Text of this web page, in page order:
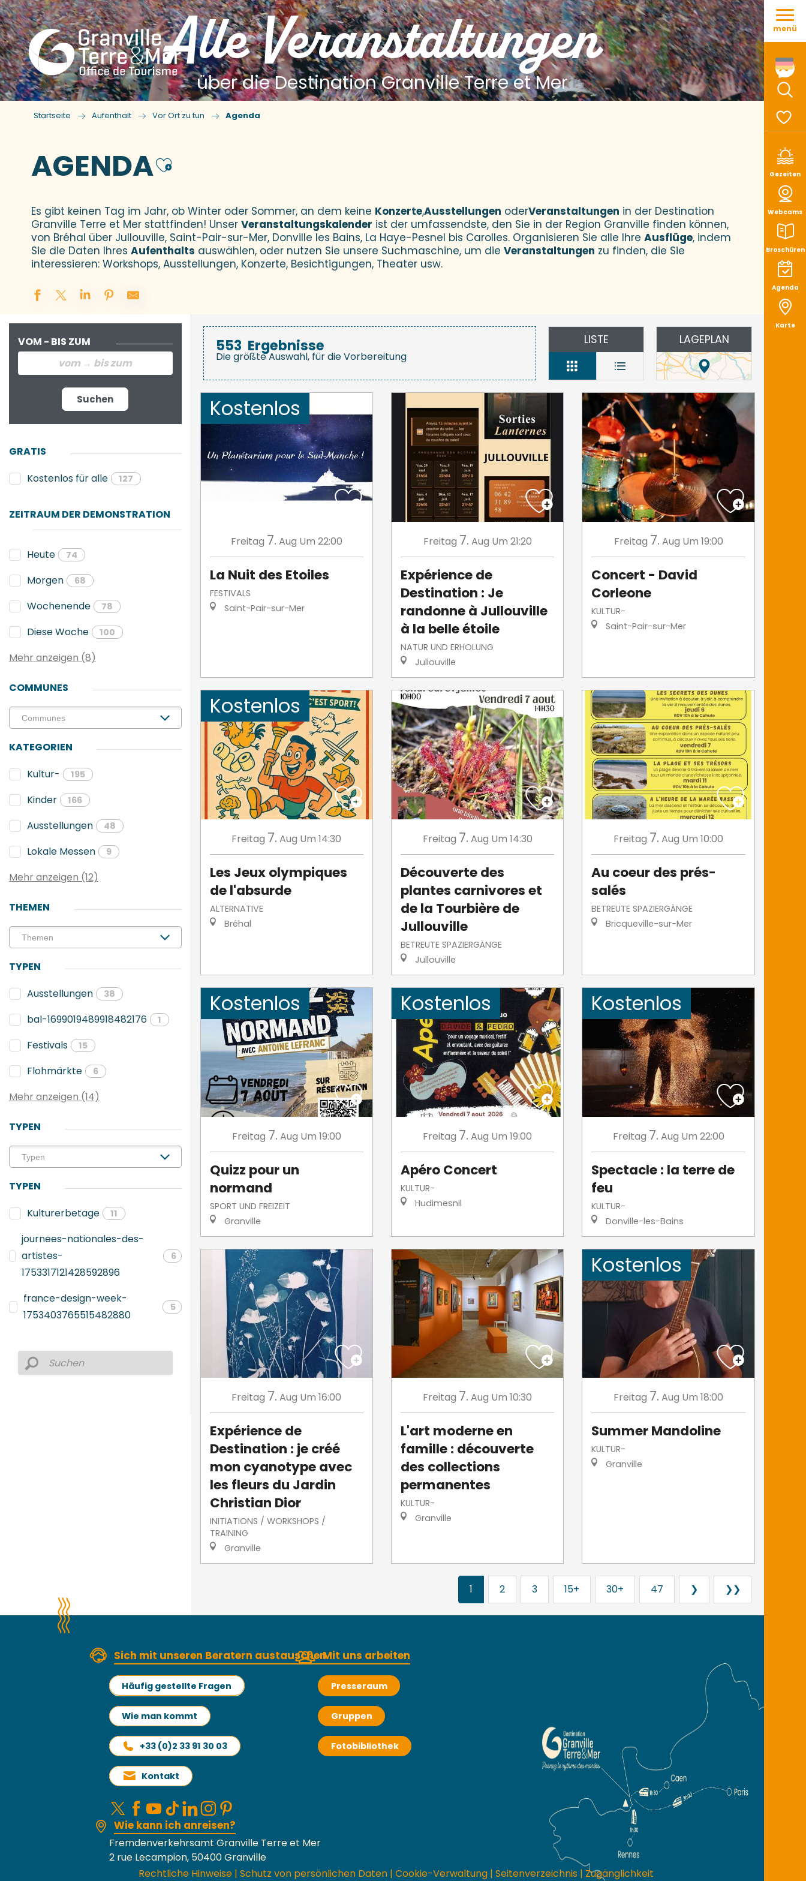
Aller
contenu
Gezeiten
Webcams
Broschüren
Agenda
Karte
menü
Alle Veranstaltungen
über die Destination Granville Terre et Mer
Startseite Aufenthalt Vor Ort zu tun Agenda
AGENDAAjouter aux favoris
Es gibt keinen Tag im Jahr, ob Winter oder Sommer, an dem keine Konzerte,Ausstellungen oderVeranstaltungen in der Destination
Granville Terre et Mer stattfinden! Unser Veranstaltungskalender ist der umfassendste, den Sie in der Region Granville finden können,
von Bréhal über Jullouville, Saint-Pair-sur-Mer, Donville les Bains, La Haye-Pesnel bis Carolles. Organisieren Sie alle Ihre Ausflüge, indem
Sie die Daten Ihres Aufenthalts auswählen, oder nutzen Sie unsere Suchmaschine, um die Veranstaltungen zu finden, die Sie
interessieren: Workshops, Ausstellungen, Konzerte, Besichtigungen, Theater usw.
VOM - BIS ZUM
Suchen
GRATIS
Kostenlos für alle
127
ZEITRAUM DER DEMONSTRATION
Heute 74
Morgen 68
Wochenende 78
Diese Woche 100
Mehr anzeigen (8)
COMMUNES
KATEGORIEN
Kultur-
195
Kinder 166
Ausstellungen 48
Lokale Messen 9
Mehr anzeigen (12)
THEMEN
TYPEN
Ausstellungen
38
bal-1699019489918482176 1
Festivals 15
Flohmärkte 6
Mehr anzeigen (14)
TYPEN
TYPEN
Kulturerbetage
11
journees-nationales-des-
artistes-
1753317121428592896
6
france-design-week-
1753403765515482880
5
553 Ergebnisse
Die größte Auswahl, für die Vorbereitung
LISTE LAGEPLAN
Kostenlos
Freitag 7. Aug Um 22:00
La Nuit des Etoiles
FESTIVALS
Saint-Pair-sur-Mer
Freitag 7. Aug Um 21:20
Expérience de
Destination : Je
randonne à Jullouville
à la belle étoile
NATUR UND ERHOLUNG
Jullouville
Freitag 7. Aug Um 19:00
Concert - David
Corleone
KULTUR-
Saint-Pair-sur-Mer
Kostenlos
Freitag 7. Aug Um 14:30
Les Jeux olympiques
de l'absurde
ALTERNATIVE
Bréhal
Freitag 7. Aug Um 14:30
Découverte des
plantes carnivores et
de la Tourbière de
Jullouville
BETREUTE SPAZIERGÄNGE
Jullouville
Freitag 7. Aug Um 10:00
Au coeur des prés-
salés
BETREUTE SPAZIERGÄNGE
Bricqueville-sur-Mer
Kostenlos
Freitag 7. Aug Um 19:00
Quizz pour un
normand
SPORT UND FREIZEIT
Granville
Kostenlos
Freitag 7. Aug Um 19:00
Apéro Concert
KULTUR-
Hudimesnil
Kostenlos
Freitag 7. Aug Um 22:00
Spectacle : la terre de
feu
KULTUR-
Donville-les-Bains
Freitag 7. Aug Um 16:00
Expérience de
Destination : je créé
mon cyanotype avec
les fleurs du Jardin
Christian Dior
INITIATIONS / WORKSHOPS /
TRAINING
Granville
Freitag 7. Aug Um 10:30
L'art moderne en
famille : découverte
des collections
permanentes
KULTUR-
Granville
Kostenlos
Freitag 7. Aug Um 18:00
Summer Mandoline
KULTUR-
Granville
1 2 3 15+ 30+ 47 ❯ ❯❯
Sich mit unseren Beratern austauschen
Häufig gestellte Fragen
Wie man kommt
+33 (0)2 33 91 30 03
Kontakt
Mit uns arbeiten
Presseraum
Gruppen
Fotobibliothek
Wie kann ich anreisen?
Fremdenverkehrsamt Granville Terre et Mer
2 rue Lecampion, 50400 Granville
Rechtliche Hinweise | Schutz von persönlichen Daten | Cookie-Verwaltung | Seitenverzeichnis | Zugänglichkeit